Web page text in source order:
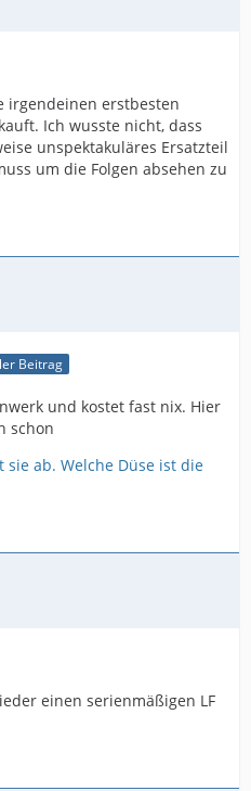
irgendeinen erstbesten
Ich wusste nicht, dass
unspektakuläres Ersatzteil
um die Folgen absehen zu
Beitrag
und kostet fast nix. Hier
schon
sie ab. Welche Düse ist die
einen serienmäßigen LF